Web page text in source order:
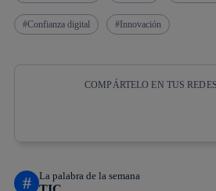
Confianza digital Innovación
COMPÁRTELO EN TUS
# La palabra de la semana